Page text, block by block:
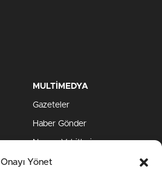
Onayı Yönet
MULTİMEDYA
Gazeteler
Haber Gönder
Namaz Vakitleri
TV Yayın Akışları